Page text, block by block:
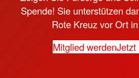
Spende! Sie unterstützen
Rote Kreuz vor Ort
Mitglied werdenJetzt